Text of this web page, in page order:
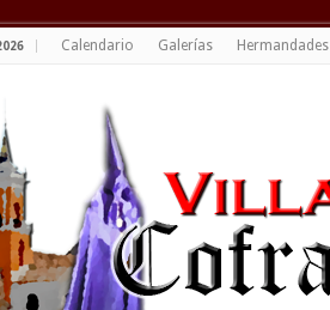
Calendario Galerías Hermandades